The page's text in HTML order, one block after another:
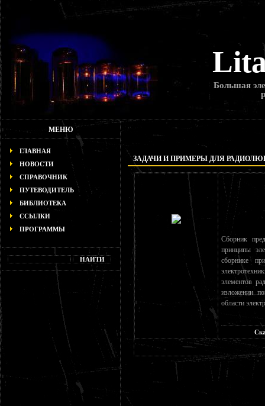
Большая
МЕНЮ
ГЛАВНАЯ
НОВОСТИ
СПРАВОЧНИК
ПУТЕВОДИТЕЛЬ
БИБЛИОТЕКА
ССЫЛКИ
ПРОГРАММЫ
ЗАДАЧИ И ПРИМЕРЫ ДЛЯ
Сборник
принципы
сборнике
элементов
изложении
области